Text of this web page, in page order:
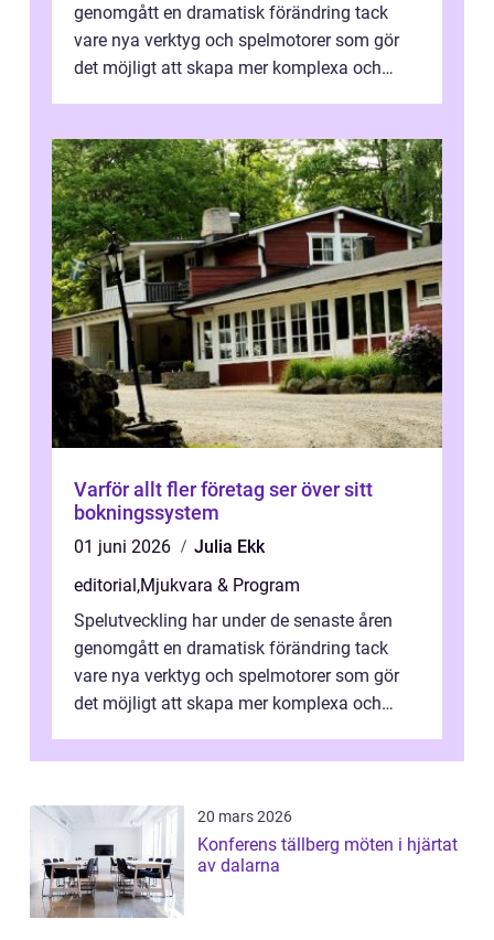
genomgått en dramatisk förändring tack
vare nya verktyg och spelmotorer som gör
det möjligt att skapa mer komplexa och
Varför allt fler företag ser över sitt
bokningssystem
01 juni 2026
Julia Ekk
editorial,Mjukvara & Program
Spelutveckling har under de senaste åren
genomgått en dramatisk förändring tack
vare nya verktyg och spelmotorer som gör
det möjligt att skapa mer komplexa och
20 mars 2026
Konferens tällberg möten i hjärtat
av dalarna